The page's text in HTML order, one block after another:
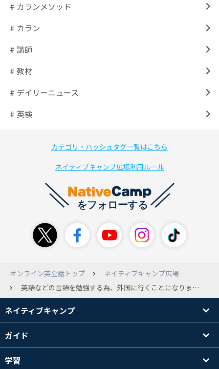
# カランメソッド
# カラン
# 講師
# 教材
# デイリーニュース
# 英検
カテゴリ・ハッシュタグ一覧はこちら
ネイティブキャンプ広場利用ルール
オンライン英会話トップ
ネイティブキャンプ広場
英語などの言語を勉強する為、外国に行くことになりました。 皆さんはどこの国に行くことをオススメしますか？ やはり英語なので、アメリカ合衆国だと思います。
ネイティブキャンプ
ガイド
学習